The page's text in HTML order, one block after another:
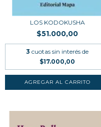
LOS KODOKUSHA
$51.000,00
3 cuotas sin interés de
$17.000,00